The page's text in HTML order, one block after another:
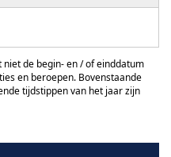
de begin- en / of einddatum
en beroepen. Bovenstaande
tijdstippen van het jaar zijn